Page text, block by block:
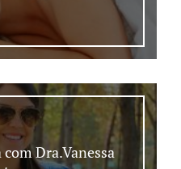
Dra.Vanessa